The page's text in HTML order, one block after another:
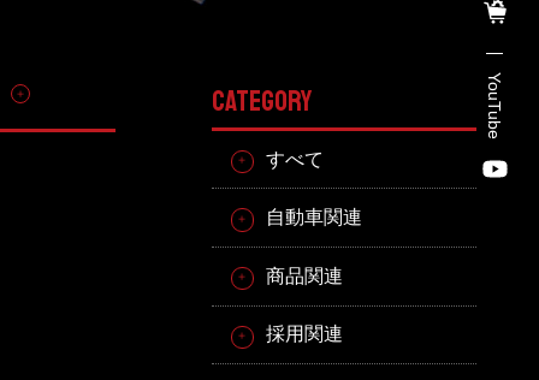
YouTube YouTube
CATEGORY
すべて
自動車関連
商品関連
採用関連